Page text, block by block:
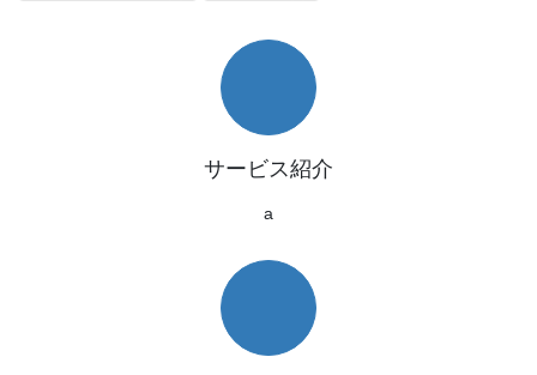
サービス紹介
a